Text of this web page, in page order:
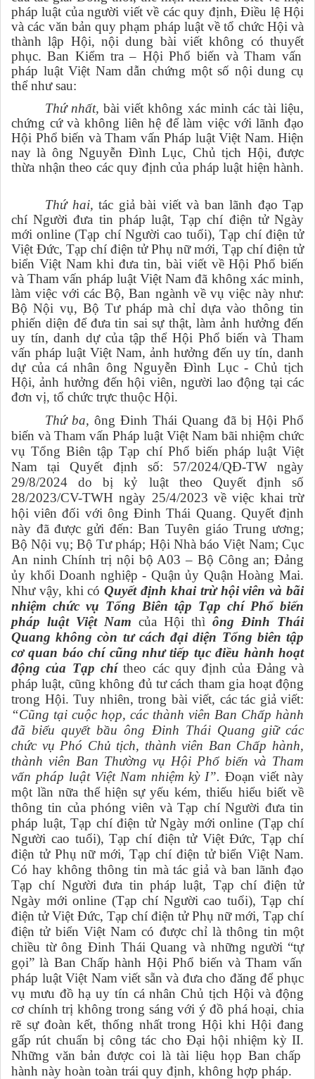
pháp luật của người viết về các quy định, Điều lệ Hội
và các văn bản quy phạm pháp luật về tổ chức Hội và
thành lập Hội, nội dung bài viết không có thuyết
phục. Ban Kiểm tra – Hội Phổ biến và Tham vấn
pháp luật Việt Nam dẫn chứng một số nội dung cụ
thể như sau:
Thứ nhất, bài viết không xác minh các tài liệu,
chứng cứ và không liên hệ để làm việc với lãnh đạo
Hội Phổ biến và Tham vấn Pháp luật Việt Nam. Hiện
nay là ông Nguyễn Đình Lục, Chủ tịch Hội, được
thừa nhận theo các quy định của pháp luật hiện hành.
Thứ hai, tác giả bài viết và ban lãnh đạo Tạp
chí Người đưa tin pháp luật, Tạp chí điện tử Ngày
mới online (Tạp chí Người cao tuổi), Tạp chí điện tử
Việt Đức, Tạp chí điện tử Phụ nữ mới, Tạp chí điện tử
biển Việt Nam khi đưa tin, bài viết về Hội Phổ biến
và Tham vấn pháp luật Việt Nam đã không xác minh,
làm việc với các Bộ, Ban ngành về vụ việc này như:
Bộ Nội vụ, Bộ Tư pháp mà chỉ dựa vào thông tin
phiến diện để đưa tin sai sự thật, làm ảnh hưởng đến
uy tín, danh dự của tập thể Hội Phổ biến và Tham
vấn pháp luật Việt Nam, ảnh hưởng đến uy tín, danh
dự của cá nhân ông Nguyễn Đình Lục - Chủ tịch
Hội, ảnh hưởng đến hội viên, người lao động tại các
đơn vị, tổ chức trực thuộc Hội.
Thứ ba, ông Đinh Thái Quang đã bị Hội Phổ
biến và Tham vấn Pháp luật Việt Nam bãi nhiệm chức
vụ Tổng Biên tập Tạp chí Phổ biến pháp luật Việt
Nam tại Quyết định số: 57/2024/QĐ-TW ngày
29/8/2024 do bị kỷ luật theo Quyết định số
28/2023/CV-TWH ngày 25/4/2023 về việc khai trừ
hội viên đối với ông Đinh Thái Quang. Quyết định
này đã được gửi đến: Ban Tuyên giáo Trung ương;
Bộ Nội vụ; Bộ Tư pháp; Hội Nhà báo Việt Nam; Cục
An ninh Chính trị nội bộ A03 – Bộ Công an; Đảng
ủy khối Doanh nghiệp - Quận ủy Quận Hoàng Mai.
Như vậy, khi cóQuyết định khaitrừhội viên và bãi
nhiệm chức vụ Tổng Biên tập Tạp chí Phổ biến
pháp luật Việt Nam của Hội thì ông Đinh Thái
Quang không còn tư cách đại diện Tổng biên tập
cơ quan báo chí cũng như tiếp tục điều hành hoạt
động của Tạp chítheo các quy định của Đảng và
pháp luật, cũng không đủ tư cách tham gia hoạt động
trong Hội. Tuy nhiên, trong bài viết, các tác giả viết:
“Cũng tại cuộc họp, các thành viên Ban Chấp hành
đã biểu quyết bầu ông Đinh Thái Quang giữ các
chức vụ Phó Chủ tịch, thành viên Ban Chấp hành,
thành viên Ban Thường vụ Hội Phổ biến và Tham
vấn pháp luật Việt Nam nhiệm kỳ I”.Đoạn viết này
một lần nữa thể hiện sự yếu kém, thiếu hiểu biết về
thông tin của phóng viên và Tạp chí Người đưa tin
pháp luật, Tạp chí điện tử Ngày mới online (Tạp chí
Người cao tuổi), Tạp chí điện tử Việt Đức,Tạp chí
điện tử Phụ nữ mới, Tạp chí điện tử biển Việt Nam.
Có hay không thông tin mà tác giả và ban lãnh đạo
Tạp chí Người đưa tin pháp luật, Tạp chí điện tử
Ngày mới online (Tạp chí Người cao tuổi), Tạp chí
điện tử Việt Đức, Tạp chí điện tử Phụ nữ mới, Tạp chí
điện tử biển Việt Nam có được chỉ là thông tin một
chiều từ ông Đinh Thái Quang và những người “tự
gọi” là Ban Chấp hành Hội Phổ biến và Tham vấn
pháp luật Việt Nam viết sẵn và đưa cho đăng để phục
vụ mưu đồ hạ uy tín cá nhân Chủ tịch Hội và động
cơ chính trị không trong sáng với ý đồ phá hoại, chia
rẽ sự đoàn kết, thống nhất trong Hội khi Hội đang
gấp rút chuẩn bị công tác cho Đại hội nhiệm kỳ II.
Những văn bản được coi là tài liệu họp Ban chấp
hành này hoàn toàn trái quy định, không hợp pháp.